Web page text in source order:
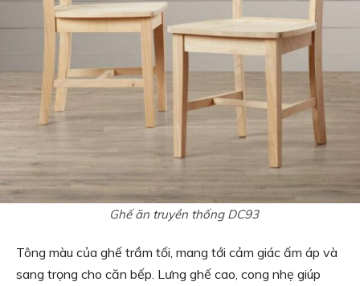
Ghế ăn truyền thống DC93
Tông màu của ghế trầm tối, mang tới cảm giác ấm áp và
sang trọng cho căn bếp. Lưng ghế cao, cong nhẹ giúp